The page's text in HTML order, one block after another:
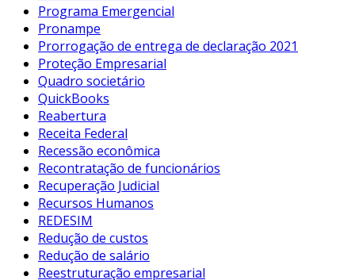
Programa Emergencial
Pronampe
Prorrogação de entrega de declaração 2021
Proteção Empresarial
Quadro societário
QuickBooks
Reabertura
Receita Federal
Recessão econômica
Recontratação de funcionários
Recuperação Judicial
Recursos Humanos
REDESIM
Redução de custos
Redução de salário
Reestruturação empresarial